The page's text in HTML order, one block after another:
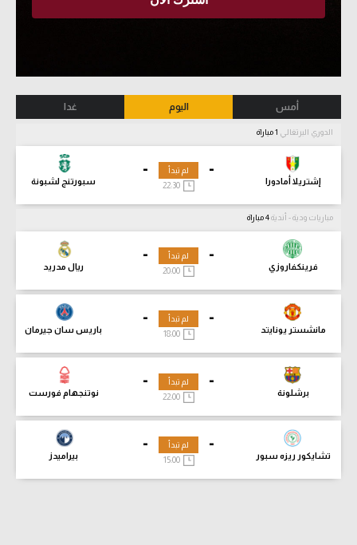
أمس اليوم غدا
الدوري البرتغالي
-
إشتريلا أمادورا
-
سبورتنج لشبونة
لم تبدأ
مباريات ودية - أندية
-
فرينكفاروزي
-
ريال مدريد
لم تبدأ
-
مانشستر يونايتد
-
باريس سان جيرمان
لم تبدأ
18:00
-
برشلونة
-
نوتنجهام فورست
لم تبدأ
-
تشايكور ريزه سبور
-
بيراميدز
لم تبدأ
15:00